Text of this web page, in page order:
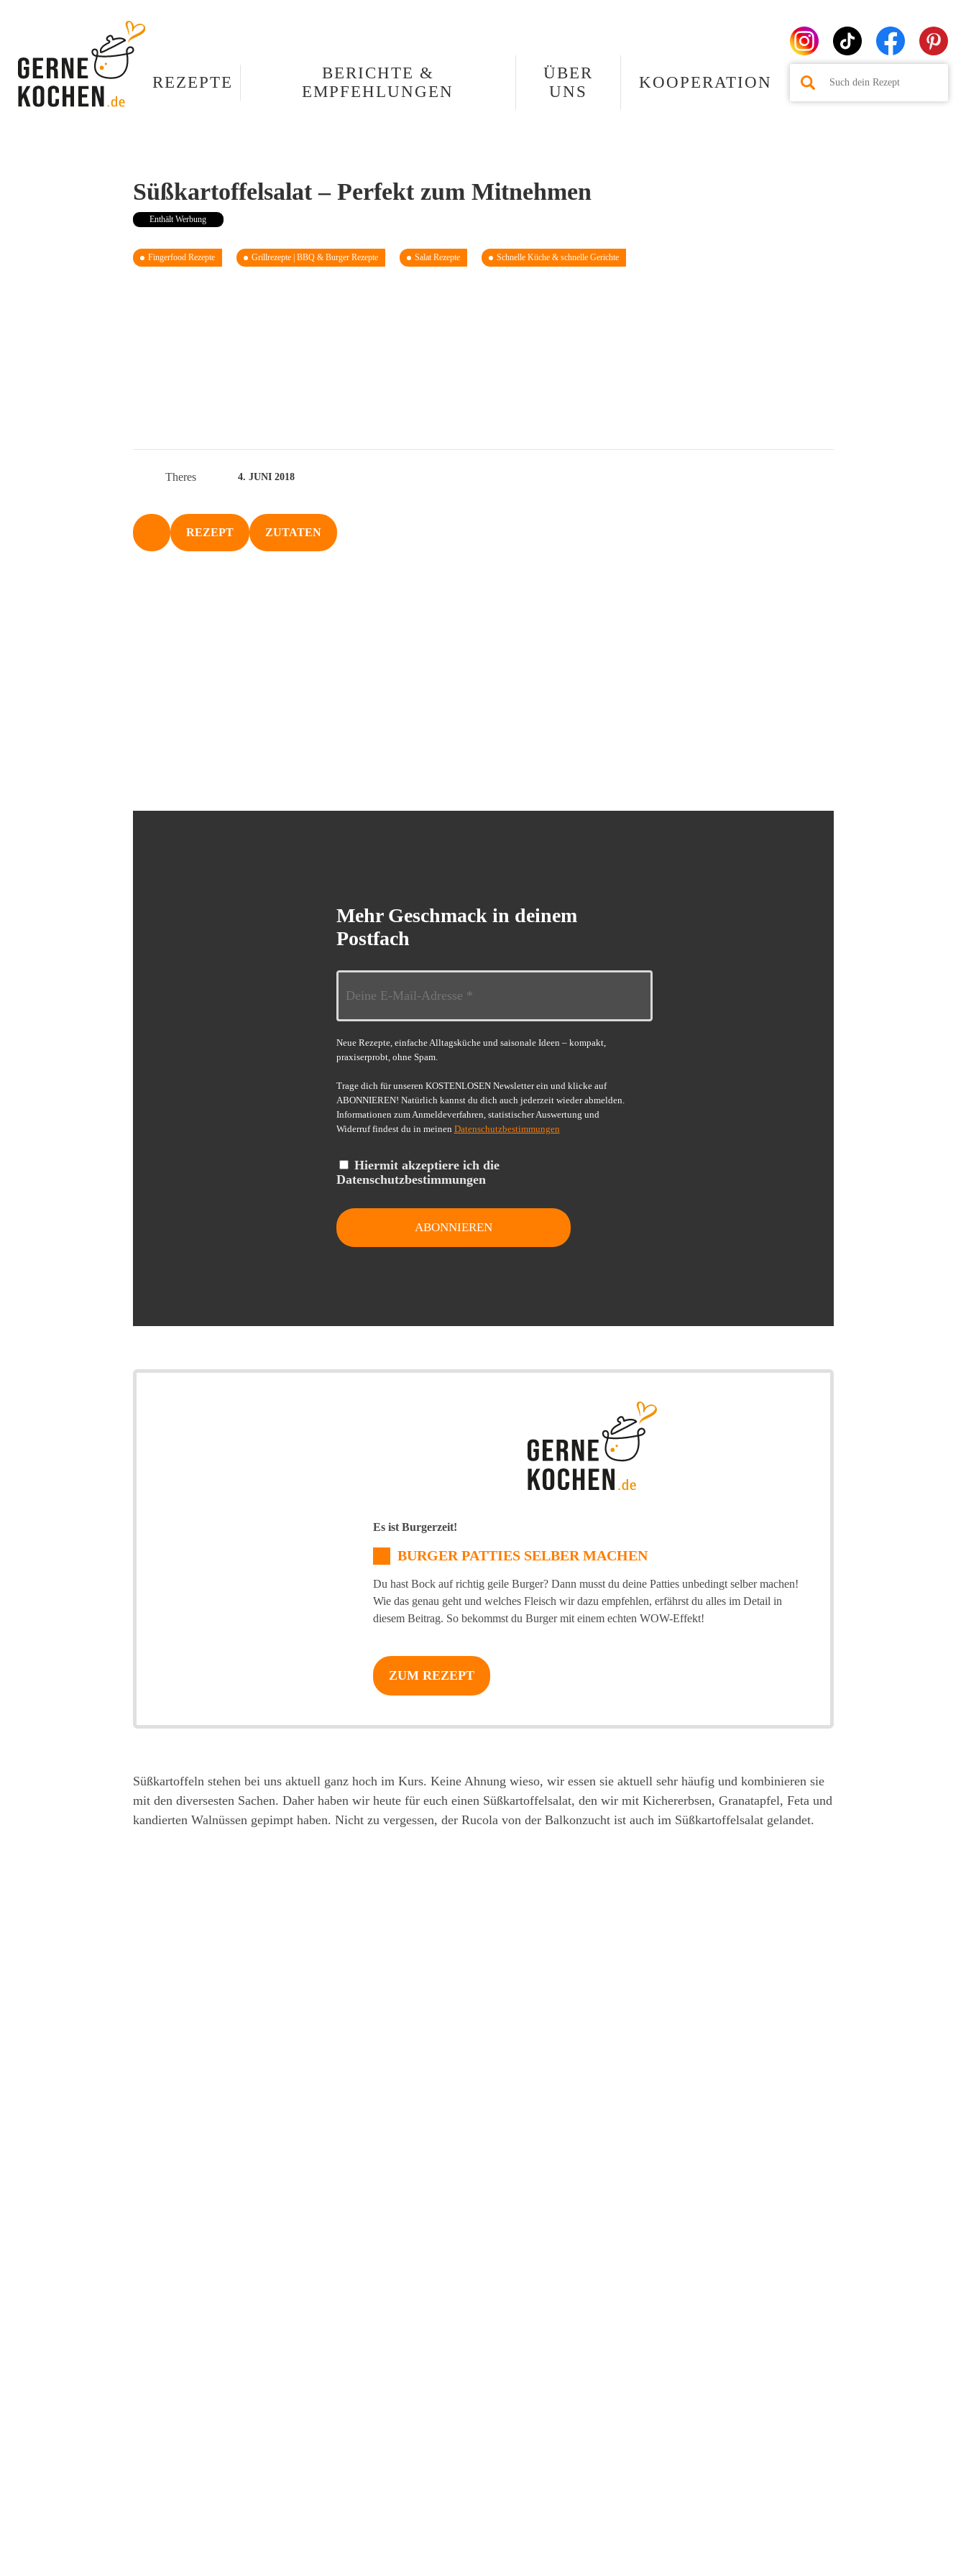
REZEPTE
BERICHTE &
EMPFEHLUNGEN
ÜBER
UNS
KOOPERATION
Süßkartoffelsalat – Perfekt zum Mitnehmen
Enthält Werbung
Fingerfood Rezepte Grillrezepte | BBQ & Burger Rezepte Salat Rezepte Schnelle Küche & schnelle Gerichte
Theres 4. JUNI 2018
NACH OBEN
REZEPT ZUTATEN
Mehr Geschmack in deinem
Postfach
Neue Rezepte, einfache Alltagsküche und saisonale Ideen – kompakt,
praxiserprobt, ohne Spam.
Trage dich für unseren KOSTENLOSEN Newsletter ein und klicke auf
ABONNIEREN! Natürlich kannst du dich auch jederzeit wieder abmelden.
Informationen zum Anmeldeverfahren, statistischer Auswertung und
Widerruf findest du in meinen Datenschutzbestimmungen
Hiermit akzeptiere ich die
Datenschutzbestimmungen
Es ist Burgerzeit!
BURGER PATTIES SELBER MACHEN
Du hast Bock auf richtig geile Burger? Dann musst du deine Patties unbedingt selber machen!
Wie das genau geht und welches Fleisch wir dazu empfehlen, erfährst du alles im Detail in
diesem Beitrag. So bekommst du Burger mit einem echten WOW-Effekt!
ZUM REZEPT
Süßkartoffeln stehen bei uns aktuell ganz hoch im Kurs. Keine Ahnung wieso, wir essen sie aktuell sehr häufig und kombinieren sie
mit den diversesten Sachen. Daher haben wir heute für euch einen Süßkartoffelsalat, den wir mit Kichererbsen, Granatapfel, Feta und
kandierten Walnüssen gepimpt haben. Nicht zu vergessen, der Rucola von der Balkonzucht ist auch im Süßkartoffelsalat gelandet.